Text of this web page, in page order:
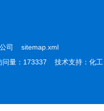
公司 sitemap.xml
量：173337 技术支持： 化工